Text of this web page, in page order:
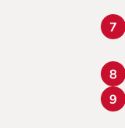
7
8
9